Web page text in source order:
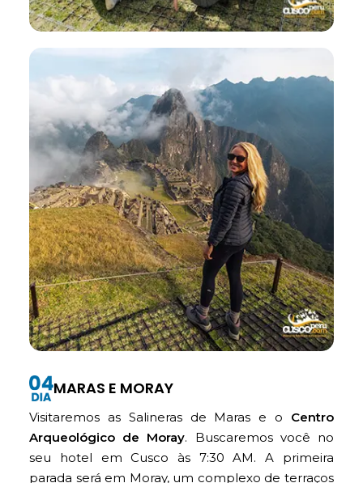
MARAS E MORAY
Visitaremos as Salineras de Maras e o Centro
Arqueológico de Moray. Buscaremos você no
seu hotel em Cusco às 7:30 AM. A primeira
parada será em Moray, um complexo de terraços